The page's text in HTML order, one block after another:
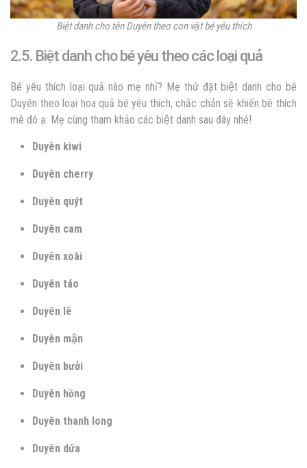
Biệt danh cho tên Duyên theo con vật bé yêu thích
2.5. Biệt danh cho bé yêu theo các loại quả
Bé yêu thích loại quả nào mẹ nhỉ? Mẹ thử đặt biệt danh cho bé
Duyên theo loại hoa quả bé yêu thích, chắc chắn sẽ khiến bé thích
mê đó ạ. Mẹ cùng tham khảo các biệt danh sau đây nhé!
Duyên kiwi
Duyên cherry
Duyên quýt
Duyên cam
Duyên xoài
Duyên táo
Duyên lê
Duyên mận
Duyên bưởi
Duyên hồng
Duyên thanh long
Duyên dứa